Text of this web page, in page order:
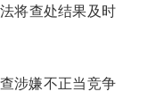
将查处结果及时
涉嫌不正当竞争